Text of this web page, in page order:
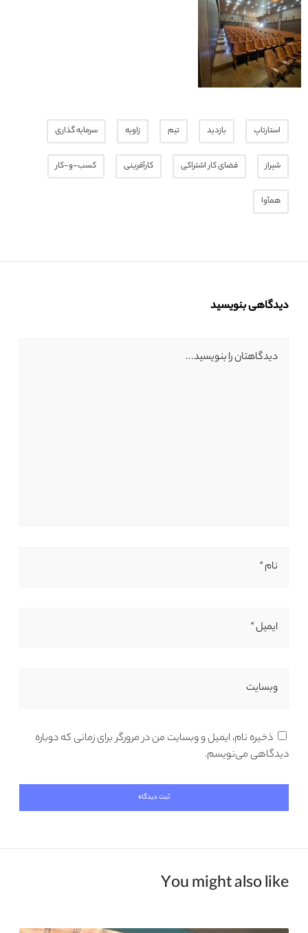
استارتاپ بازدید تیم زاویه سرمایه گذاری
شیراز فضای کار اشتراکی کارآفرینی کسب-و-کار
همآوا
دیدگاهی بنویسید
دیدگاهتان را بنویسید...
نام *
ایمیل *
وبسایت
ذخیره نام، ایمیل و وبسایت من در مرورگر برای زمانی که دوباره
دیدگاهی می‌نویسم.
You might also like